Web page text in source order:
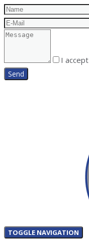
I
TOGGLE NAVIGATION